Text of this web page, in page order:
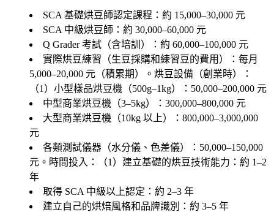
SCA 基礎烘豆師認定課程：約 15,000–30,000 元
SCA 中級烘豆師：約 30,000–60,000 元
Q Grader 考試（含培訓）：約 60,000–100,000 元
實際烘豆練習（生豆採購和練習豆的費用）：每月
5,000–20,000 元（積累期）。烘豆設備（創業時）：
（1）小型樣品烘豆機（500g–1kg）：50,000–200,000 元
中型商業烘豆機（3–5kg）：300,000–800,000 元
大型商業烘豆機（10kg 以上）：800,000–3,000,000
元
各類測試儀器（水分儀、色差儀）：50,000–150,000
元。時間投入：（1）建立基礎的烘豆技術能力：約 1–2
年
取得 SCA 中級以上認定：約 2–3 年
建立自己的烘焙風格和品牌識別：約 3–5 年